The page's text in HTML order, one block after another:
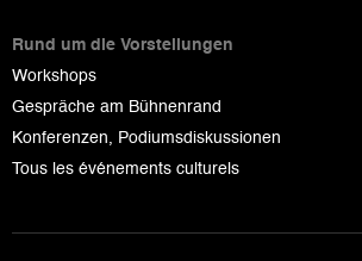
Rund um die Vorstellungen
Workshops
Gespräche am Bühnenrand
Konferenzen, Podiumsdiskussionen
Tous les événements culturels